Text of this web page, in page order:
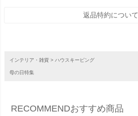
返品特約について
インテリア・雑貨 ハウスキーピング
母の日特集
RECOMMENDおすすめ商品